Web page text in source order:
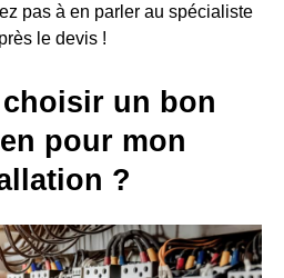
pas à en parler au spécialiste
le devis !
un bon
pour mon
?